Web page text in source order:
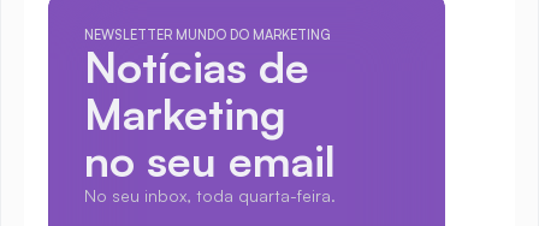
NEWSLETTER MUNDO DO MARKETING
Notícias de
Marketing
no seu email
No seu inbox, toda quarta-feira.